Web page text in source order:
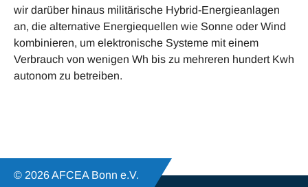
wir darüber hinaus militärische Hybrid-Energieanlagen
an, die alternative Energiequellen wie Sonne oder Wind
kombinieren, um elektronische Systeme mit einem
Verbrauch von wenigen Wh bis zu mehreren hundert Kwh
autonom zu betreiben.
© 2026 AFCEA Bonn e.V.